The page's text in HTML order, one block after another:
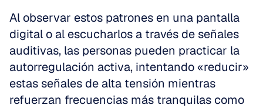
Al observar estos patrones en una pantalla
digital o al escucharlos a través de señales
auditivas, las personas pueden practicar la
autorregulación activa, intentando «reducir»
estas señales de alta tensión mientras
refuerzan frecuencias más tranquilas como